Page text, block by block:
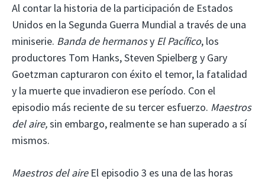
Al contar la historia de la participación de Estados
Unidos en la Segunda Guerra Mundial a través de una
miniserie. Banda de hermanosy El Pacífico, los
productores Tom Hanks, Steven Spielberg y Gary
Goetzman capturaron con éxito el temor, la fatalidad
y la muerte que invadieron ese período. Con el
episodio más reciente de su tercer esfuerzo. Maestros
del aire,sin embargo, realmente se han superado a sí
mismos.
Maestros del aireEl episodio 3 es una de las horas